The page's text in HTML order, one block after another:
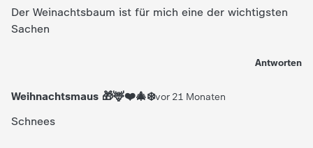
Der Weinachtsbaum ist für mich eine der wichtigsten
Sachen
Antworten
Weihnachtsmaus 🎁🦌❤️🎄❄️vor 21 Monaten
Schnees